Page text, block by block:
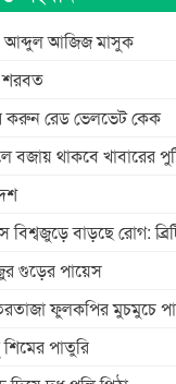
আব্দুল আজিজ মাসুক
শরবত
করুন রেড ভেলভেট কেক
বজায় থাকবে খাবারের
বিশ্বজুড়ে বাড়ছে রোগ:
গুড়ের পায়েস
ফুলকপির মুচমুচে
পাতুরি